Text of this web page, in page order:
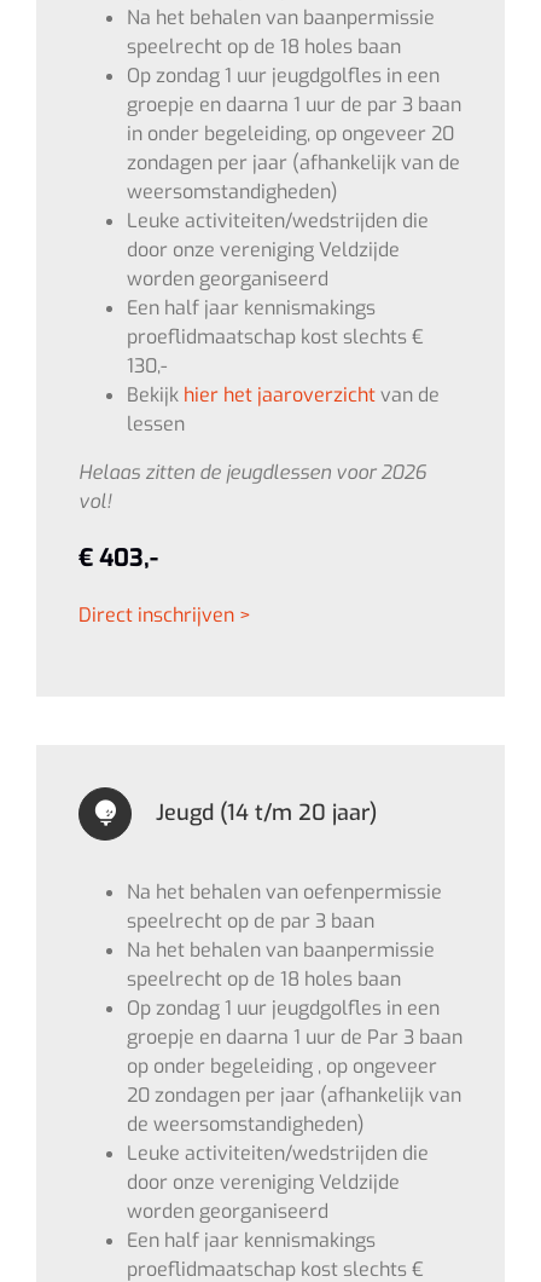
Na het behalen van baanpermissie
speelrecht op de 18 holes baan
Op zondag 1 uur jeugdgolfles in een
groepje en daarna 1 uur de par 3 baan
in onder begeleiding, op ongeveer 20
zondagen per jaar (afhankelijk van de
weersomstandigheden)
Leuke activiteiten/wedstrijden die
door onze vereniging Veldzijde
worden georganiseerd
Een half jaar kennismakings
proeflidmaatschap kost slechts €
130,-
Bekijk hier het jaaroverzichtvan de
lessen
Helaas zitten de jeugdlessen voor 2026
vol!
€ 403,-
Direct inschrijven >
Jeugd (14 t/m 20 jaar)
Na het behalen van oefenpermissie
speelrecht op de par 3 baan
Na het behalen van baanpermissie
speelrecht op de 18 holes baan
Op zondag 1 uur jeugdgolfles in een
groepje en daarna 1 uur de Par 3 baan
op onder begeleiding , op ongeveer
20 zondagen per jaar (afhankelijk van
de weersomstandigheden)
Leuke activiteiten/wedstrijden die
door onze vereniging Veldzijde
worden georganiseerd
Een half jaar kennismakings
proeflidmaatschap kost slechts €